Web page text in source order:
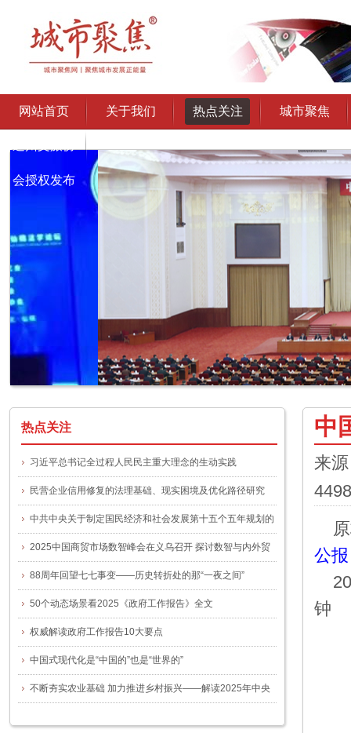
网站首页 关于我们 热点关注 城市聚焦
会授权发布
中
来
4498
公报
钟
热点关注
习近平总书记全过程人民民主重大理念的生动实践
民营企业信用修复的法理基础、现实困境及优化路径研究
中共中央关于制定国民经济和社会发展第十五个五年规划的
建议
2025中国商贸市场数智峰会在义乌召开 探讨数智与内外贸
融合新路径
88周年回望七七事变——历史转折处的那“一夜之间”
50个动态场景看2025《政府工作报告》全文
权威解读政府工作报告10大要点
中国式现代化是“中国的”也是“世界的”
不断夯实农业基础 加力推进乡村振兴——解读2025年中央